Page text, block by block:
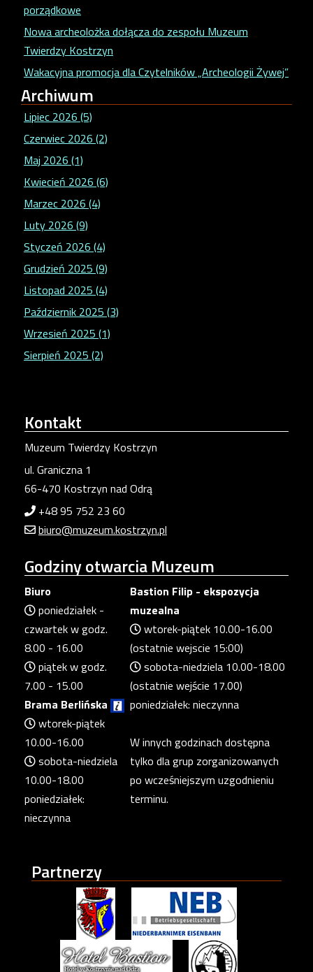
porządkowe
Nowa archeolożka dołącza do zespołu Muzeum
Twierdzy Kostrzyn
Wakacyjna promocja dla Czytelników „Archeologii Żywej”
Archiwum
Lipiec 2026 (5)
Czerwiec 2026 (2)
Maj 2026 (1)
Kwiecień 2026 (6)
Marzec 2026 (4)
Luty 2026 (9)
Styczeń 2026 (4)
Grudzień 2025 (9)
Listopad 2025 (4)
Październik 2025 (3)
Wrzesień 2025 (1)
Sierpień 2025 (2)
Kontakt
Muzeum Twierdzy Kostrzyn
ul. Graniczna 1
66-470 Kostrzyn nad Odrą
+48 95 752 23 60
biuro@muzeum.kostrzyn.pl
Godzinyotwarcia Muzeum
Biuro
poniedziałek -
czwartek w godz.
8.00 - 16.00
piątek w godz.
7.00 - 15.00
Brama Berlińska
wtorek-piątek
10.00-16.00
sobota-niedziela
10.00-18.00
poniedziałek:
nieczynna
Bastion Filip - ekspozycja
muzealna
wtorek-piątek 10.00-16.00
(ostatnie wejscie 15:00)
sobota-niedziela 10.00-18.00
(ostatnie wejście 17.00)
poniedziałek: nieczynna
W innych godzinach dostępna
tylko dla grup zorganizowanych
po wcześniejszym uzgodnieniu
terminu.
Partnerzy